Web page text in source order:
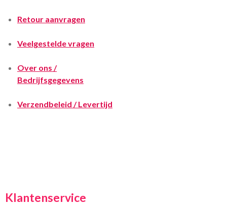
Retour aanvragen
Veelgestelde vragen
Over ons /
Bedrijfsgegevens
Verzendbeleid / Levertijd
Klantenservice